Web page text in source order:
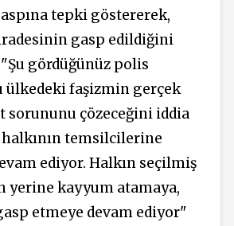
tepki göstererek,
gasp edildiğini
gördüğünüz polis
ülkedeki faşizmin gerçek
sorununu çözeceğini iddia
temsilcilerine
ediyor. Halkın seçilmiş
yerine kayyum atamaya,
etmeye devam ediyor"